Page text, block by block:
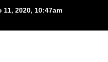
11, 2020, 10:47am